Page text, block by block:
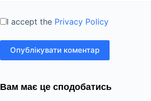
I accept the Privacy Policy
Опублікувати коментар
Вам має це сподобатись